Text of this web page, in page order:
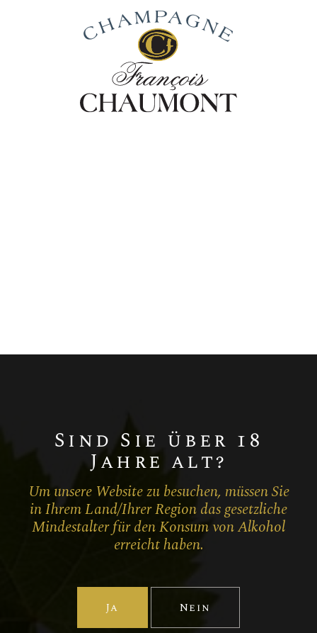
Sind Sie über 18
Jahre alt?
Um unsere Website zu besuchen, müssen Sie
in Ihrem Land/Ihrer Region das gesetzliche
Mindestalter für den Konsum von Alkohol
erreicht haben.
Ja Nein